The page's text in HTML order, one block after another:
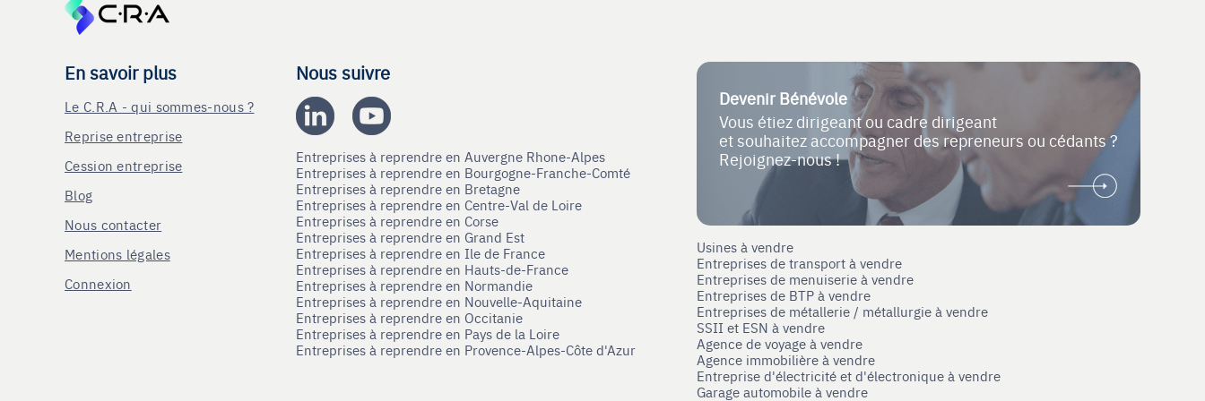
En savoir plus
Le C.R.A - qui sommes-nous ?
Reprise entreprise
Cession entreprise
Blog
Nous contacter
Mentions légales
Connexion
Nous suivre
Entreprises à reprendre en Auvergne Rhone-Alpes
Entreprises à reprendre en Bourgogne-Franche-Comté
Entreprises à reprendre en Bretagne
Entreprises à reprendre en Centre-Val de Loire
Entreprises à reprendre en Corse
Entreprises à reprendre en Grand Est
Entreprises à reprendre en Ile de France
Entreprises à reprendre en Hauts-de-France
Entreprises à reprendre en Normandie
Entreprises à reprendre en Nouvelle-Aquitaine
Entreprises à reprendre en Occitanie
Entreprises à reprendre en Pays de la Loire
Entreprises à reprendre en Provence-Alpes-Côte d'Azur
Devenir Bénévole
Vous étiez dirigeant ou cadre dirigeant
et souhaitez accompagner des repreneurs ou cédants ?
Rejoignez-nous !
Usines à vendre
Entreprises de transport à vendre
Entreprises de menuiserie à vendre
Entreprises de BTP à vendre
Entreprises de métallerie / métallurgie à vendre
SSII et ESN à vendre
Agence de voyage à vendre
Agence immobilière à vendre
Entreprise d'électricité et d'électronique à vendre
Garage automobile à vendre